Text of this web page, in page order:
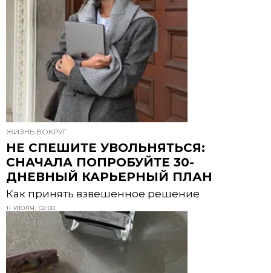
ЖИЗНЬ ВОКРУГ
НЕ СПЕШИТЕ УВОЛЬНЯТЬСЯ:
СНАЧАЛА ПОПРОБУЙТЕ 30-
ДНЕВНЫЙ КАРЬЕРНЫЙ ПЛАН
Как принять взвешенное решение
11 ИЮЛЯ, 02:00